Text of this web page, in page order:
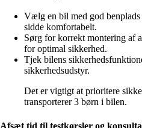
Vælg en bil med god benplads
sidde komfortabelt.
Sørg for korrekt montering af
for optimal sikkerhed.
Tjek bilens
sikkerhedsudstyr.
Det er vigtigt at prioritere
transporterer 3 børn i bilen.
Afsæt tid til testkørsler og